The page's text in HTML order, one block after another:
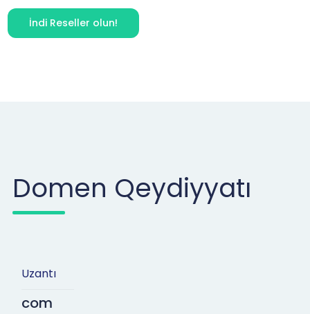
İndi Reseller olun!
Domen Qeydiyyatı
Uzantı
com